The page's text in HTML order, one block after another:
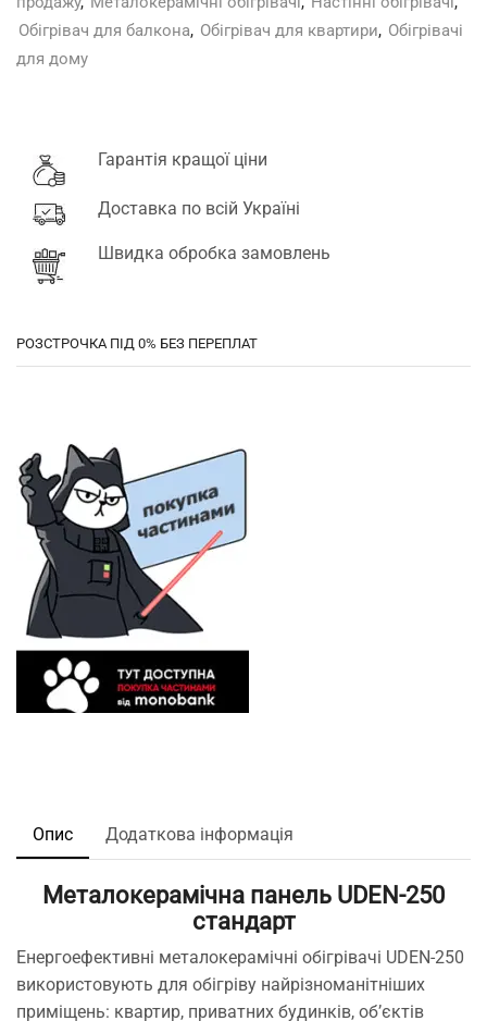
Обігрівач для балкона, Обігрівач для квартири, Обігрівачі
для дому
Гарантія кращої ціни
Доставка по всій Україні
Швидка обробка замовлень
РОЗСТРОЧКА ПІД 0% БЕЗ ПЕРЕПЛАТ
Опис Додаткова інформація
Металокерамічна панель UDEN-250
стандарт
Енергоефективні металокерамічні обігрівачі UDEN-250
використовують для обігріву найрізноманітніших
приміщень: квартир, приватних будинків, об’єктів